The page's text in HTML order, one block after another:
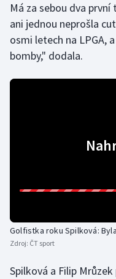
Jezdectví
Judo
Lyže a snowboard
Olympijské hry
Parasport
Má za sebou dva první
ani jednou neprošla
osmi letech na LPGA,
bomby," dodala.
Golfistka roku Spilková:
Zdroj: ČT sport
Spilková a Filip